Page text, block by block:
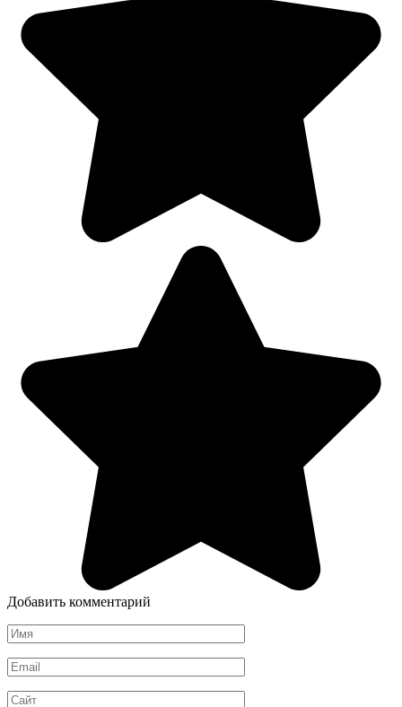
Добавить комментарий
Имя
*
Email
*
Сайт